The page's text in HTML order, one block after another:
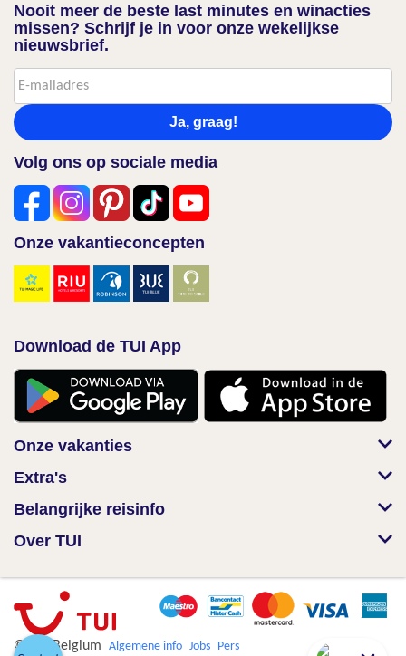
Nooit meer de beste last minutes en winacties
missen? Schrijf je in voor onze wekelijkse
nieuwsbrief.
Ja, graag!
Volg ons op sociale media
Onze vakantieconcepten
Download de TUI App
Onze vakanties
Extra's
Belangrijke reisinfo
Over TUI
© TUI Belgium Algemene info Jobs Pers